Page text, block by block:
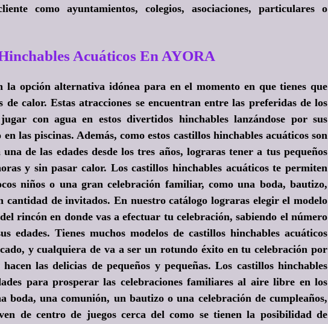
como ayuntamientos, colegios, asociaciones, particulares o
Acuáticos En AYORA
la opción alternativa idónea para en el momento en que tienes que
de calor. Estas atracciones se encuentran entre las preferidas de los
con agua en estos divertidos hinchables lanzándose por sus
las piscinas. Además, como estos castillos hinchables acuáticos son
de las edades desde los tres años, lograras tener a tus pequeños
y sin pasar calor. Los castillos hinchables acuáticos te permiten
niños o una gran celebración familiar, como una boda, bautizo,
cantidad de invitados. En nuestro catálogo lograras elegir el modelo
rincón en donde vas a efectuar tu celebración, sabiendo el número
edades. Tienes muchos modelos de castillos hinchables acuáticos
y cualquiera de va a ser un rotundo éxito en tu celebración por
las delicias de pequeños y pequeñas. Los castillos hinchables
para prosperar las celebraciones familiares al aire libre en los
boda, una comunión, un bautizo o una celebración de cumpleaños,
de centro de juegos cerca del como se tienen la posibilidad de